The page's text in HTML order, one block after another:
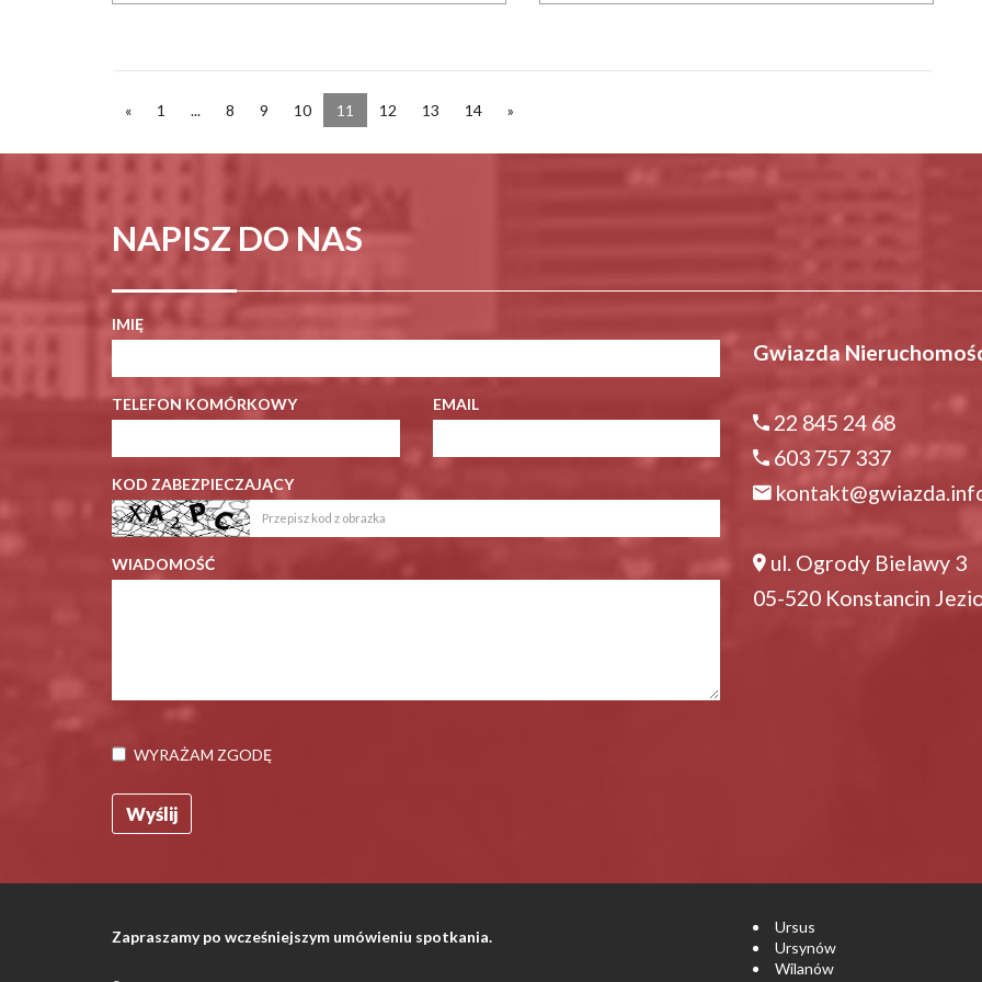
« 1 ... 8 9 10 11 12 13 14 »
NAPISZ DO NAS
IMIĘ
TELEFON KOMÓRKOWY EMAIL
KOD ZABEZPIECZAJĄCY
WIADOMOŚĆ
WYRAŻAM ZGODĘ
Gwiazda
22 845 24 68
603 757 337
ul. Ogrody Bielawy 3
05-520 Konstancin
Zapraszamy po wcześniejszym umówieniu spotkania.
Ursus
Ursynów
Wilanów